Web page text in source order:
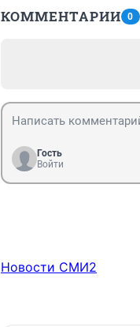
КОММЕНТАРИИ 0
Гость
Войти
Новости СМИ2